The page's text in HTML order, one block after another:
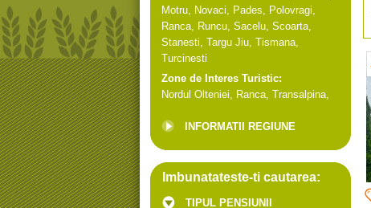
Motru, Novaci, Pades, Polovragi,
Ranca, Runcu, Sacelu, Scoarta,
Stanesti, Targu Jiu, Tismana,
Turcinesti
Zone de Interes Turistic:
Nordul Olteniei, Ranca, Transalpina,
INFORMATII REGIUNE
Imbunatateste-ti cautarea:
TIPUL PENSIUNII